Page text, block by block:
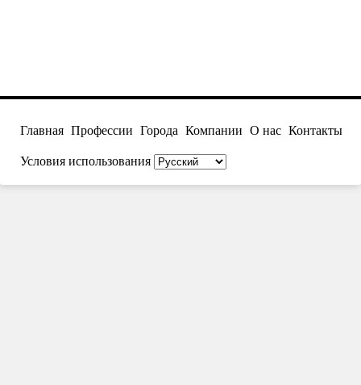
Главная Профессии Города Компании О нас Контакты
Условия использования